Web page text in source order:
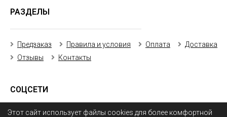
Этот сайт использует файлы cookies для более комфортной
РАЗДЕЛЫ
Предзаказ Правила и условия Оплата
Доставка
Отзывы
Контакты
СОЦСЕТИ